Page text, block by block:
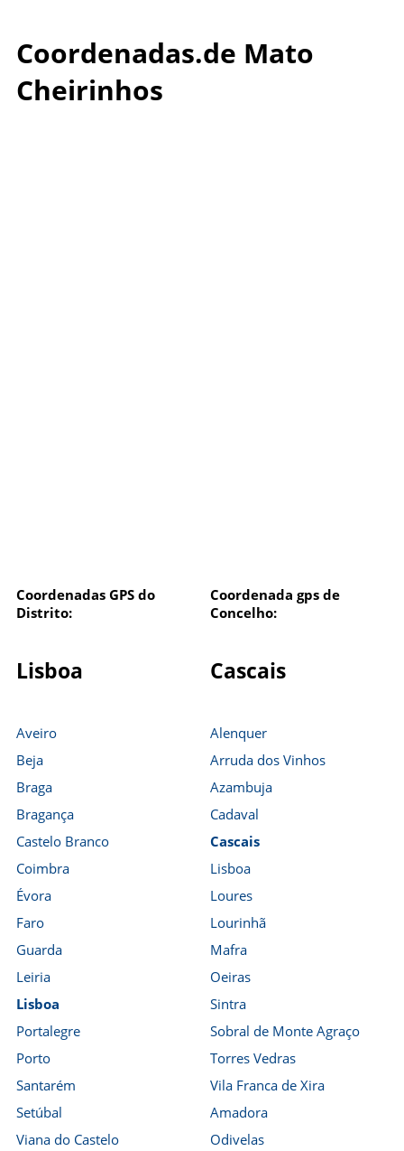
Coordenadas.de Mato
Cheirinhos
Coordenadas GPS do
Distrito:
Coordenada gps de
Concelho:
Lisboa Cascais
Aveiro
Beja
Braga
Bragança
Castelo Branco
Coimbra
Évora
Faro
Guarda
Leiria
Lisboa
Portalegre
Porto
Santarém
Setúbal
Viana do Castelo
Alenquer
Arruda dos Vinhos
Azambuja
Cadaval
Cascais
Lisboa
Loures
Lourinhã
Mafra
Oeiras
Sintra
Sobral de Monte Agraço
Torres Vedras
Vila Franca de Xira
Amadora
Odivelas